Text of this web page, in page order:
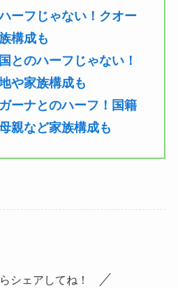
ーフじゃない！クオー
構成も
とのハーフじゃない！
や家族構成も
ーナとのハーフ！国籍
親など家族構成も
シェアしてね！